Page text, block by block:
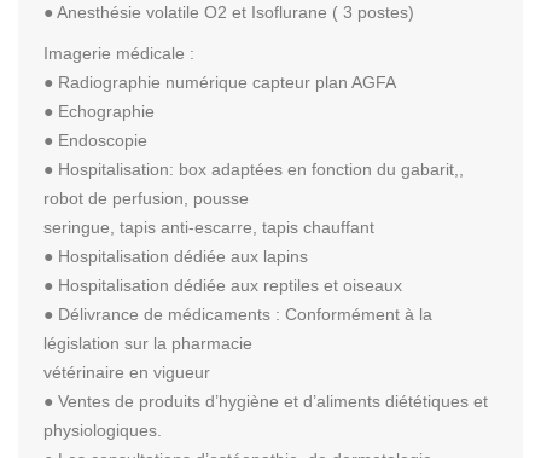
● Anesthésie volatile O2 et Isoflurane ( 3 postes)
Imagerie médicale :
● Radiographie numérique capteur plan AGFA
● Echographie
● Endoscopie
● Hospitalisation: box adaptées en fonction du gabarit,,
robot de perfusion, pousse
seringue, tapis anti-escarre, tapis chauffant
● Hospitalisation dédiée aux lapins
● Hospitalisation dédiée aux reptiles et oiseaux
● Délivrance de médicaments : Conformément à la
législation sur la pharmacie
vétérinaire en vigueur
● Ventes de produits d’hygiène et d’aliments diététiques et
physiologiques.